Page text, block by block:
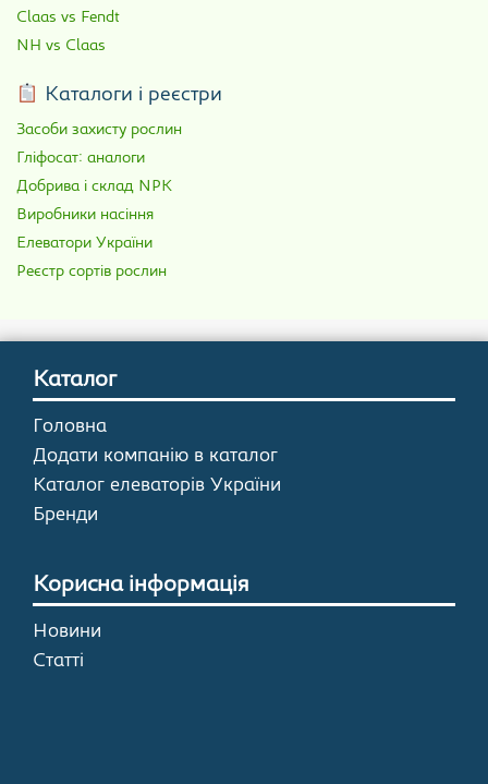
Claas vs Fendt
NH vs Claas
Каталоги і реєстри
Засоби захисту рослин
Гліфосат: аналоги
Добрива і склад NPK
Виробники насіння
Елеватори України
Реєстр сортів рослин
Каталог
Головна
Додати компанію в каталог
Каталог елеваторів України
Бренди
Корисна інформація
Новини
Статті